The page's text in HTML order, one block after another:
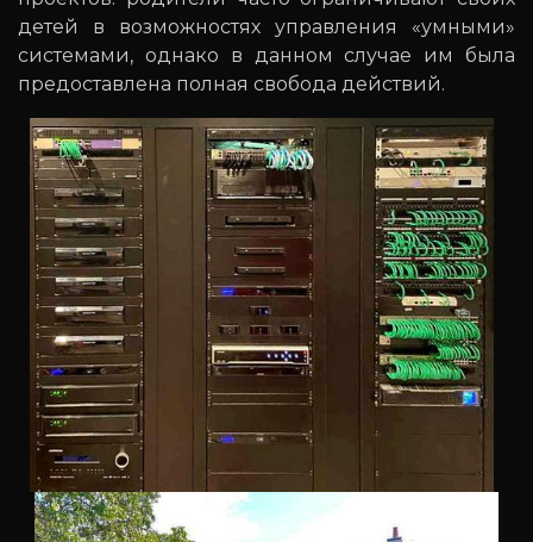
детей в возможностях управления «умными»
системами, однако в данном случае им была
предоставлена полная свобода действий.